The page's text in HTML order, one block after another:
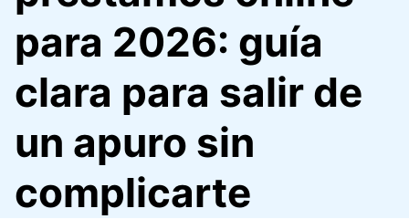
para 2026: guía
clara para salir de
un apuro sin
complicarte